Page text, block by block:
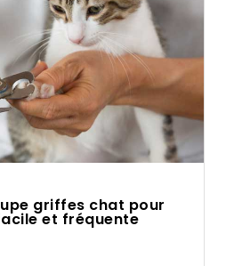
griffes chat pour
et fréquente